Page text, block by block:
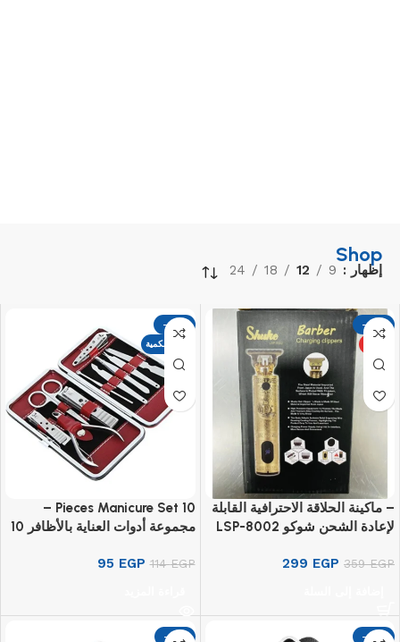
Shop
إظهار 9
12
18
24
-17%
– ماكينة الحلاقة الاحترافية القابلة
لإعادة الشحن شوكو LSP-8002
359EGP
299 EGP
-17%
نفذت الكمية
10 Pieces Manicure Set –
مجموعة أدوات العناية بالأظافر 10
114EGP
95 EGP
-17%
-13%